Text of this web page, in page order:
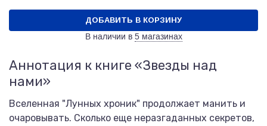
ДОБАВИТЬ В КОРЗИНУ
В наличии в 5 магазинах
Аннотация к книге «Звезды над
нами»
Вселенная "Лунных хроник" продолжает манить и
очаровывать. Сколько еще неразгаданных секретов,